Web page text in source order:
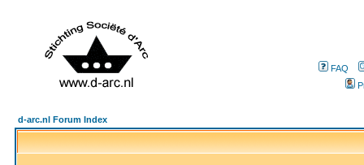
FAQ
d-arc.nl Forum Index